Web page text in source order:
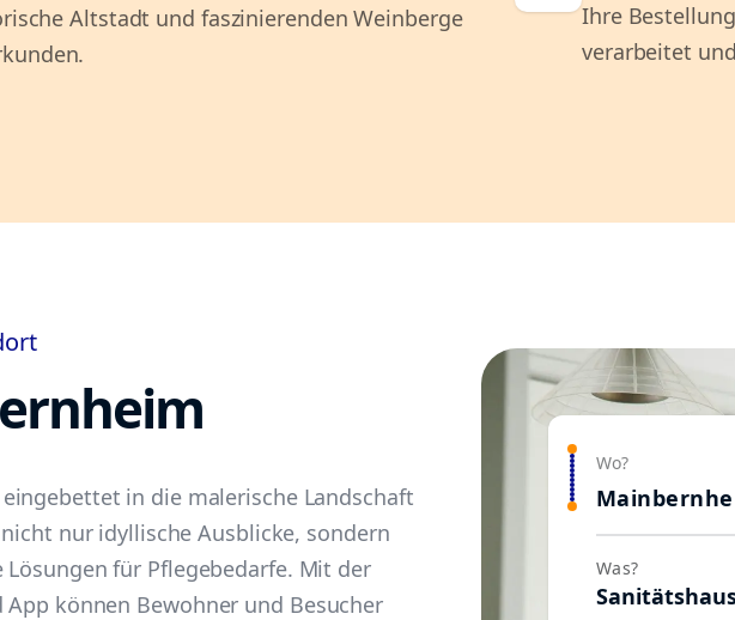
Altstadt und faszinierenden Weinberge
Ihre
verarbeitet
in die malerische Landschaft
nur idyllische Ausblicke, sondern
Lösungen für Pflegebedarfe. Mit der
können Bewohner und Besucher
Wo?
Was?